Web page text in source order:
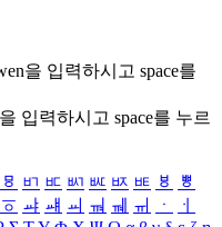
을 입력하시고 space를
을 입력하시고 space를 누르
ㅱ ㅲ ㅳ ㅴ ㅵ ㅶ ㅷ ㅸ
ㅹ
ㆆ ㆇ ㆈ ㆉ ㆊ ㆋ ㆌ ㆍ
ㆎ